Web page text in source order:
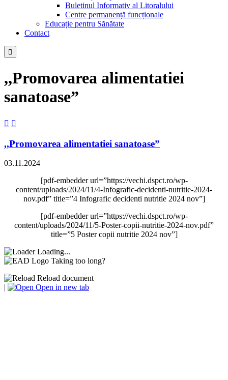
Buletinul Informativ al Litoralului
Centre permanență funcționale
Educație pentru Sănătate
Contact

,,Promovarea alimentatiei
sanatoase”
 
,,Promovarea alimentatiei sanatoase”
03.11.2024
[pdf-embedder url=”https://vechi.dspct.ro/wp-
content/uploads/2024/11/4-Infografic-decidenti-nutritie-2024-
nov.pdf” title=”4 Infografic decidenti nutritie 2024 nov”]
[pdf-embedder url=”https://vechi.dspct.ro/wp-
content/uploads/2024/11/5-Poster-copii-nutritie-2024-nov.pdf”
title=”5 Poster copii nutritie 2024 nov”]
Loading...
Taking too long?
Reload document
|
Open in new tab